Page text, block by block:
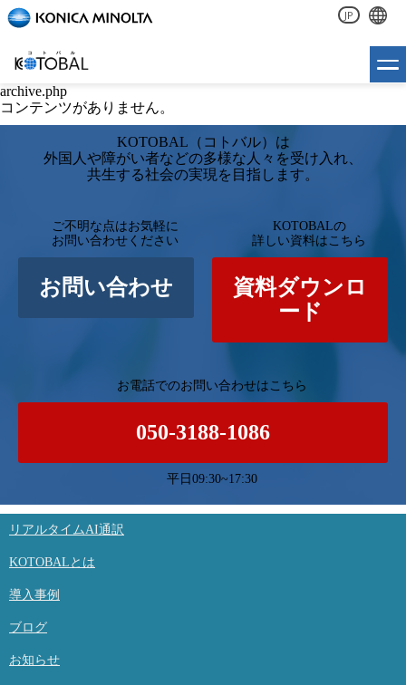
JP
archive.php
コンテンツがありません。
KOTOBAL（コトバル）は
外国人や障がい者などの多様な人々を受け入れ、
共生する社会の実現を目指します。
ご不明な点はお気軽に
お問い合わせください
お問い合わせ
KOTOBALの
詳しい資料はこちら
資料ダウンロ
ード
お電話でのお問い合わせはこちら
050-3188-1086
平日09:30~17:30
リアルタイムAI通訳
KOTOBALとは
導入事例
ブログ
お知らせ